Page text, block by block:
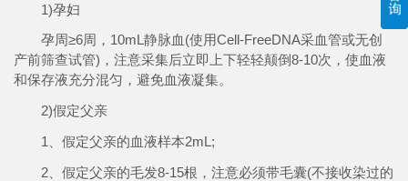
1)孕妇
孕周≥6周，10mL静脉血(使用Cell-FreeDNA采血管或无创
产前筛查试管)，注意采集后立即上下轻轻颠倒8-10次，使血液
和保存液充分混匀，避免血液凝集。
2)假定父亲
1、假定父亲的血液样本2mL;
2、假定父亲的毛发8-15根，注意必须带毛囊(不接收染过的